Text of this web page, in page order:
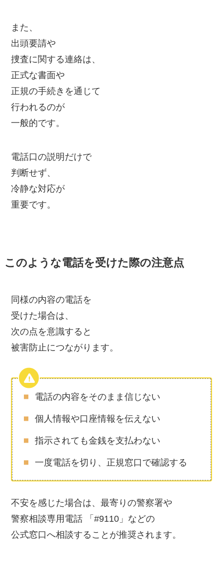
また、
出頭要請や
捜査に関する連絡は、
正式な書面や
正規の手続きを通じて
行われるのが
一般的です。
電話口の説明だけで
判断せず、
冷静な対応が
重要です。
このような電話を受けた際の注意点
同様の内容の電話を
受けた場合は、
次の点を意識すると
被害防止につながります。
電話の内容をそのまま信じない
個人情報や口座情報を伝えない
指示されても金銭を支払わない
一度電話を切り、正規窓口で確認する
不安を感じた場合は、最寄りの警察署や
警察相談専用電話 「#9110」などの
公式窓口へ相談することが推奨されます。